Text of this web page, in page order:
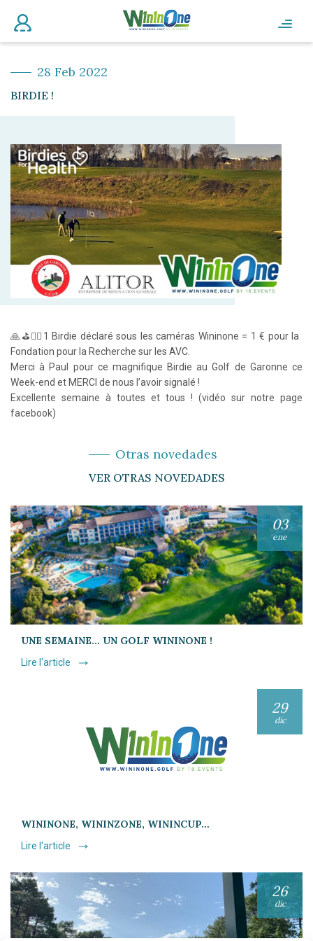
28 Feb 2022
BIRDIE !
🙏⛳️🏌️‍♀️1 Birdie déclaré sous les caméras Wininone = 1 € pour la
Fondation pour la Recherche sur les AVC.
Merci à Paul pour ce magnifique Birdie au Golf de Garonne ce
Week-end et MERCI de nous l’avoir signalé !
Excellente semaine à toutes et tous ! (vidéo sur notre page
facebook)
Otras novedades
VER OTRAS NOVEDADES
03
ene
UNE SEMAINE… UN GOLF WININONE !
Lire l'article
29
dic
WININONE, WININZONE, WININCUP…
Lire l'article
26
dic